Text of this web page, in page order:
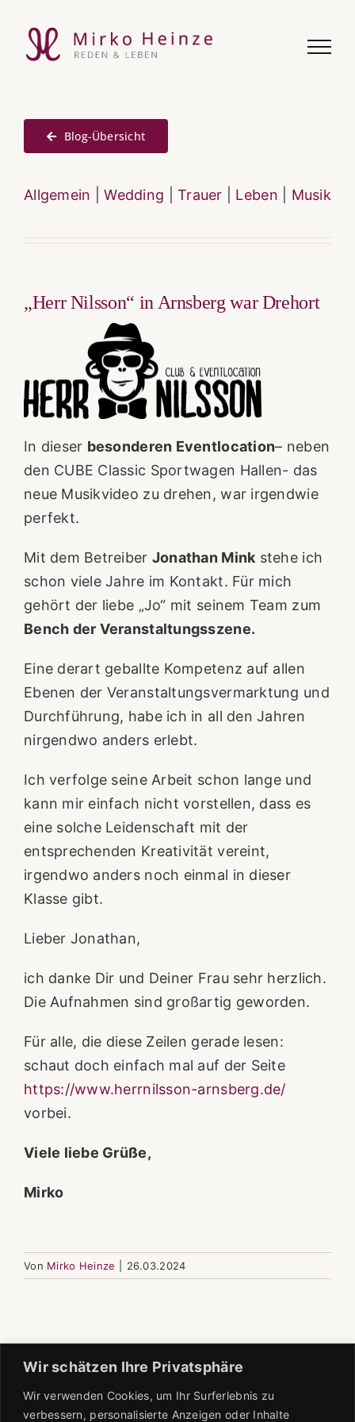
Wir schätzen Ihre Privatsphäre
Wir verwenden Cookies, um Ihr Surferlebnis zu
verbessern, personalisierte Anzeigen oder Inhalte
Inhalt
springen
Blog-Übersicht
Allgemein |Wedding |Trauer Leben Musik
„Herr Nilsson“ in Arnsberg war Drehort
In dieser besonderen Eventlocation– neben
den CUBE Classic Sportwagen Hallen- das
neue Musikvideo zu drehen, war irgendwie
perfekt.
Mit dem Betreiber Jonathan Minkstehe ich
schon viele Jahre im Kontakt. Für mich
gehört der liebe „Jo“ mit seinem Team zum
Bench der Veranstaltungsszene.
Eine derart geballte Kompetenz auf allen
Ebenen der Veranstaltungsvermarktung und
Durchführung, habe ich in all den Jahren
nirgendwo anders erlebt.
Ich verfolge seine Arbeit schon lange und
kann mir einfach nicht vorstellen, dass es
eine solche Leidenschaft mit der
entsprechenden Kreativität vereint,
irgendwo anders noch einmal in dieser
Klasse gibt.
Lieber Jonathan,
ich danke Dir und Deiner Frau sehr herzlich.
Die Aufnahmen sind großartig geworden.
Für alle, die diese Zeilen gerade lesen:
schaut doch einfach mal auf der Seite
https://www.herrnilsson-arnsberg.de/
vorbei.
Viele liebe Grüße,
Mirko
Von Mirko Heinze 26.03.2024